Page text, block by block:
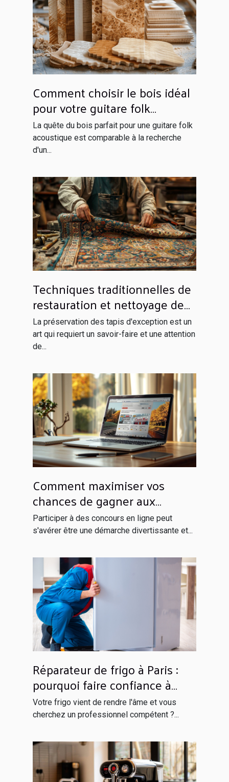
Comment choisir le bois idéal
pour votre guitare folk
acoustique
La quête du bois parfait pour une guitare folk
acoustique est comparable à la recherche
d'un...
Techniques traditionnelles de
restauration et nettoyage de
tapis d'exception
La préservation des tapis d'exception est un
art qui requiert un savoir-faire et une attention
de...
Comment maximiser vos
chances de gagner aux
concours en ligne
Participer à des concours en ligne peut
s'avérer être une démarche divertissante et...
Réparateur de frigo à Paris :
pourquoi faire confiance à
Globals Services ?
Votre frigo vient de rendre l'âme et vous
cherchez un professionnel compétent ?...